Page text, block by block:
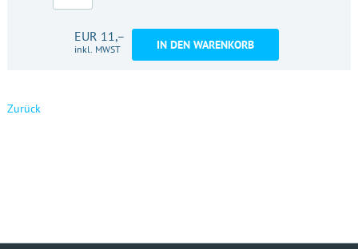
EUR 11,–
inkl. MWST IN DEN WARENKORB
Zurück